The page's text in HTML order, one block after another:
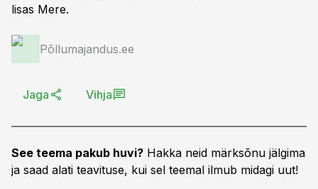
lisas Mere.
Põllumajandus.ee
Jaga Vihja
See teema pakub huvi? Hakka neid märksõnu jälgima
ja saad alati teavituse, kui sel teemal ilmub midagi uut!